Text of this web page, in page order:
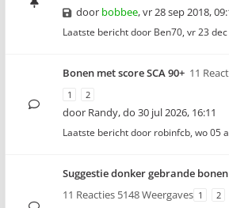
door bobbee,vr 28 sep 2018,
Laatste bericht door Ben70, vr 23
Bonen met score SCA 90+ 11
1 2
door Randy,do 30 jul 2026, 16:11
Laatste bericht door robinfcb, wo 05
Suggestie donker gebrande bonen
11 Reacties 5148 Weergaves 1 2